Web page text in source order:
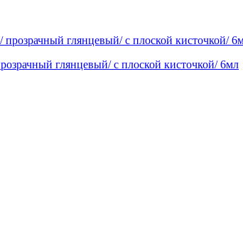
глянцевый/ с плоской кисточкой/ 6мл